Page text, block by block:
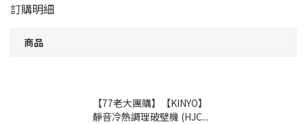
訂購明細
商品
【77老大團購】【KINYO】
靜音冷熱調理破壁機 (HJC...